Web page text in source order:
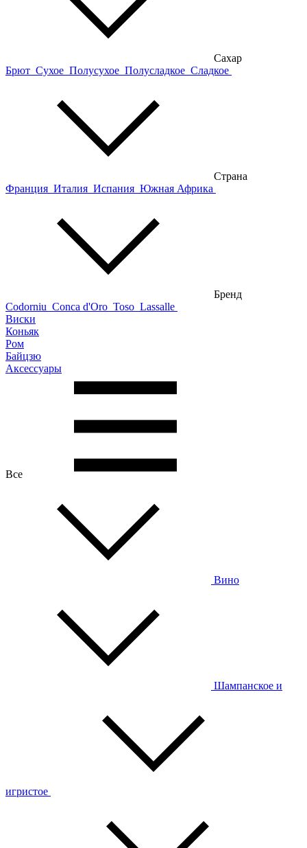
Сахар
Брют Сухое Полусухое Полусладкое Сладкое
Страна
Франция Италия Испания Южная Африка
Бренд
Codorniu Conca d'Oro Toso Lassalle
Виски
Коньяк
Ром
Байцзю
Аксессуары
Все
Вино
Шампанское и
игристое